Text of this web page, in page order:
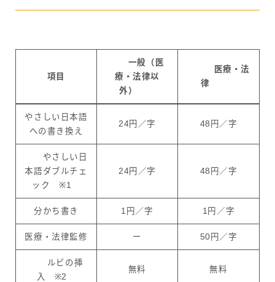
項目
一般（医
療・法律以
外）
医療・法
律
やさしい日本語
への書き換え
24円／字 48円／字
やさしい日
本語ダブルチェ
ック ※1
24円／字 48円／字
分かち書き 1円／字 1円／字
医療・法律監修 ー 50円／字
ルビの挿
入 ※2
無料 無料